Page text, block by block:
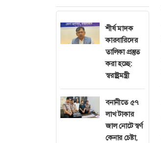
শীর্ষ মাদক
কারবারিদের
তালিকা প্রস্তুত
করা হচ্ছে:
স্বরাষ্ট্রমন্ত্রী
বনানীতে ৫৭
লাখ টাকার
জাল নোটে স্বর্ণ
কেনার চেষ্টা,